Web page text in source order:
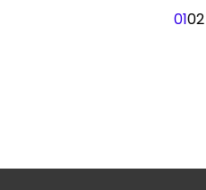
0102